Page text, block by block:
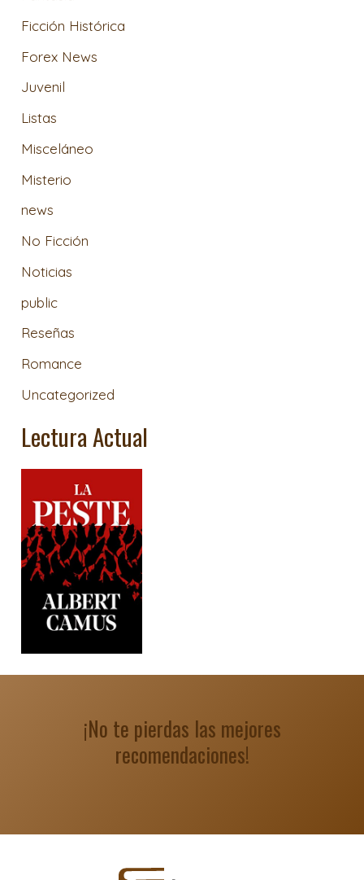
Ficción Histórica
Forex News
Juvenil
Listas
Misceláneo
Misterio
news
No Ficción
Noticias
public
Reseñas
Romance
Uncategorized
Lectura Actual
¡No te pierdas las mejores
recomendaciones!